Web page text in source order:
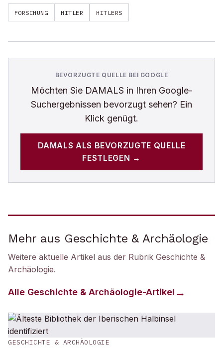
FORSCHUNG HITLER HITLERS
BEVORZUGTE QUELLE BEI GOOGLE
Möchten Sie DAMALS in Ihren Google-
Suchergebnissen bevorzugt sehen? Ein
Klick genügt.
DAMALS ALS BEVORZUGTE QUELLE
FESTLEGEN →
Mehr aus Geschichte & Archäologie
Weitere aktuelle Artikel aus der Rubrik Geschichte &
Archäologie.
Alle Geschichte & Archäologie-Artikel
GESCHICHTE & ARCHÄOLOGIE